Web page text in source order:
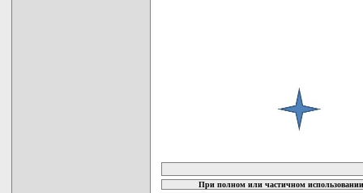
При полном или частичном